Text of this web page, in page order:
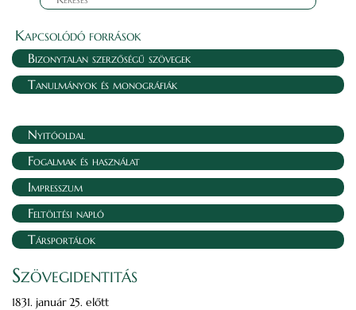
Kapcsolódó források
Bizonytalan szerzőségű szövegek
Tanulmányok és monográfiák
Nyitóoldal
Fogalmak és használat
Impresszum
Feltöltési napló
Társportálok
Szövegidentitás
1831. január 25. előtt